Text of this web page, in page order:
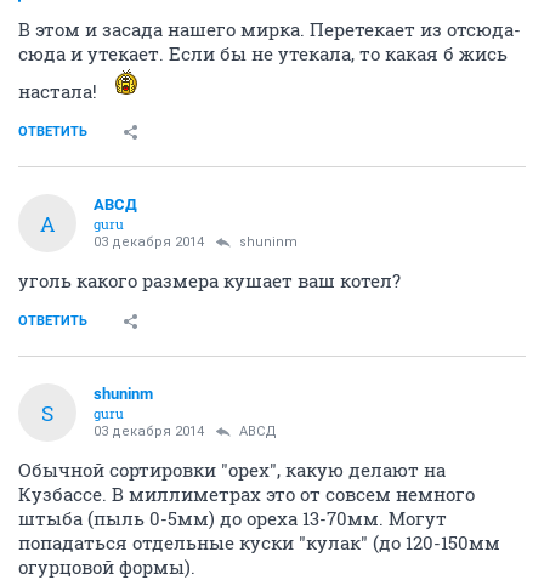
В этом и засада нашего мирка. Перетекает из отсюда-
сюда и утекает. Если бы не утекала, то какая б жись
настала!
ОТВЕТИТЬ
А
АВСД
guru
03 декабря 2014 shuninm
уголь какого размера кушает ваш котел?
ОТВЕТИТЬ
S
shuninm
guru
03 декабря 2014 АВСД
Обычной сортировки "орех", какую делают на
Кузбассе. В миллиметрах это от совсем немного
штыба (пыль 0-5мм) до ореха 13-70мм. Могут
попадаться отдельные куски "кулак" (до 120-150мм
огурцовой формы).